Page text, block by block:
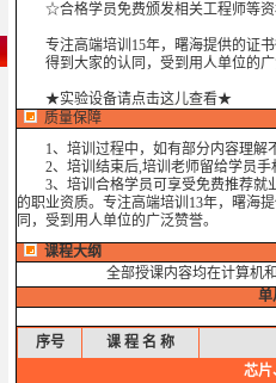
☆合格学员免费颁发相关工程师等资
专注高端培训15年，曙海提供的证书
得到大家的认同，受到用人单位的广
★实验设备请点击这儿查看★
质量保障
1、培训过程中，如有部分内容理解
2、培训结束后,培训老师留给学员手
3、培训合格学员可享受免费推荐就
的职业资质。专注高端培训13年，曙海
同，受到用人单位的广泛赞誉。
课程大纲
全部授课内容均在计算机
单
序号 课 程 名 称
芯片